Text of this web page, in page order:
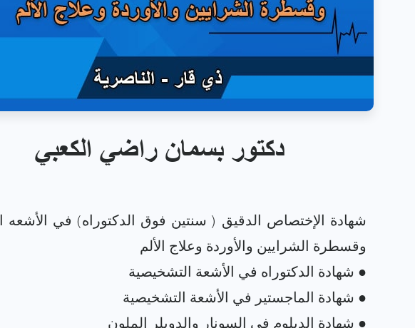
دكتور بسمان راضي الكعبي
شهادة الإختصاص الدقيق ( سنتين فوق الدكتوراه) في الأشعه